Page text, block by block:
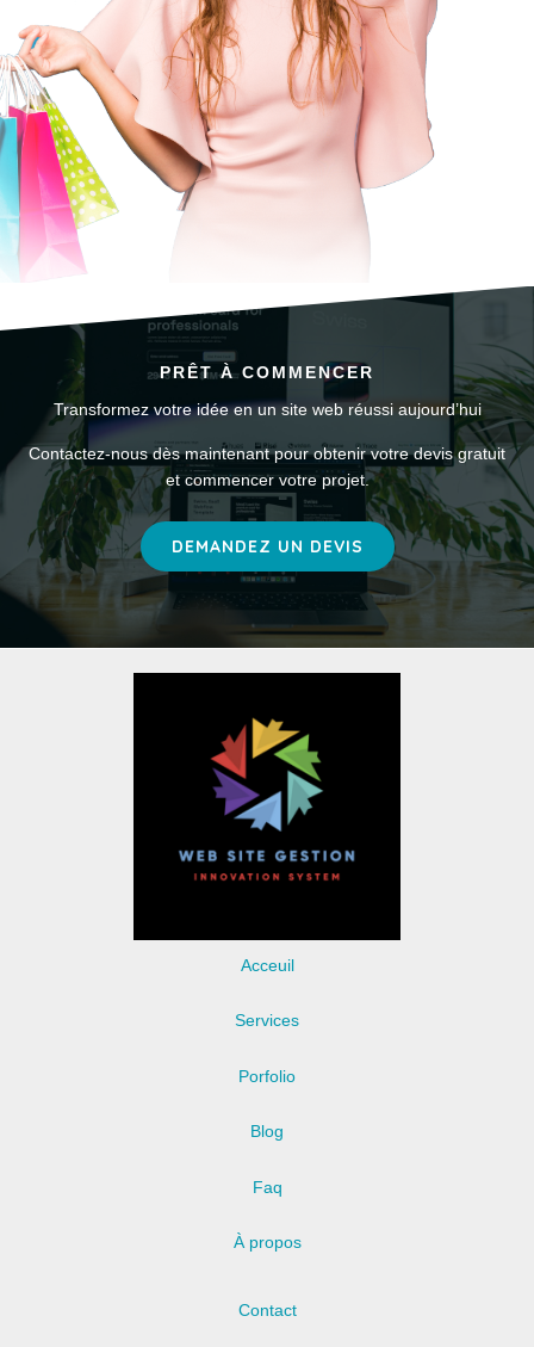
PRÊT À COMMENCER
Transformez votre idée en un site web réussi aujourd’hui
Contactez-nous dès maintenant pour obtenir votre devis gratuit
et commencer votre projet.
DEMANDEZ UN DEVIS
Acceuil
Services
Porfolio
Blog
Faq
À propos
Contact